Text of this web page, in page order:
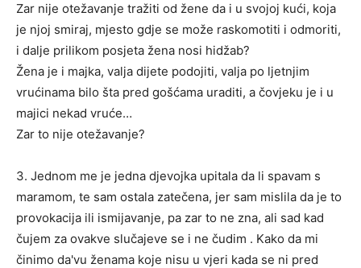
Zar nije otežavanje tražiti od žene da i u svojoj kući, koja
je njoj smiraj, mjesto gdje se može raskomotiti i odmoriti,
i dalje prilikom posjeta žena nosi hidžab?
Žena je i majka, valja dijete podojiti, valja po ljetnjim
vrućinama bilo šta pred gošćama uraditi, a čovjeku je i u
majici nekad vruće…
Zar to nije otežavanje?
3. Jednom me je jedna djevojka upitala da li spavam s
maramom, te sam ostala zatečena, jer sam mislila da je to
provokacija ili ismijavanje, pa zar to ne zna, ali sad kad
čujem za ovakve slučajeve se i ne čudim . Kako da mi
činimo da'vu ženama koje nisu u vjeri kada se ni pred